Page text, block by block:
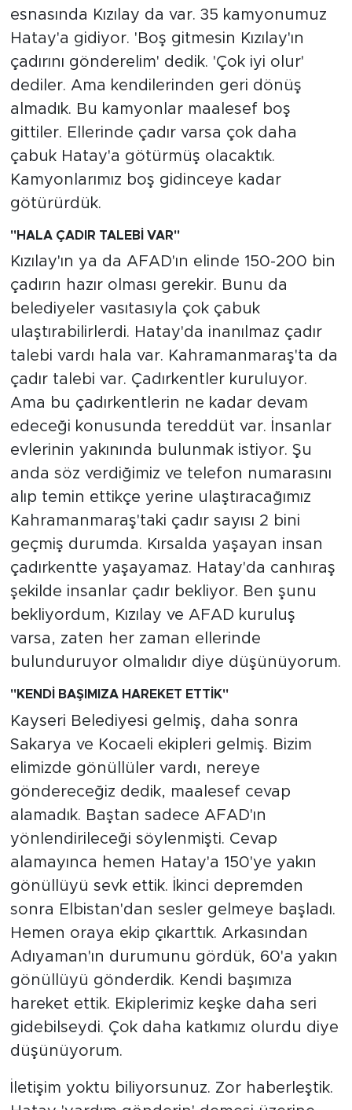
esnasında Kızılay da var. 35 kamyonumuz
Hatay'a gidiyor. 'Boş gitmesin Kızılay'ın
çadırını gönderelim' dedik. 'Çok iyi olur'
dediler. Ama kendilerinden geri dönüş
almadık. Bu kamyonlar maalesef boş
gittiler. Ellerinde çadır varsa çok daha
çabuk Hatay'a götürmüş olacaktık.
Kamyonlarımız boş gidinceye kadar
götürürdük.
"HALA ÇADIR TALEBİ VAR"
Kızılay'ın ya da AFAD'ın elinde 150-200 bin
çadırın hazır olması gerekir. Bunu da
belediyeler vasıtasıyla çok çabuk
ulaştırabilirlerdi. Hatay'da inanılmaz çadır
talebi vardı hala var. Kahramanmaraş'ta da
çadır talebi var. Çadırkentler kuruluyor.
Ama bu çadırkentlerin ne kadar devam
edeceği konusunda tereddüt var. İnsanlar
evlerinin yakınında bulunmak istiyor. Şu
anda söz verdiğimiz ve telefon numarasını
alıp temin ettikçe yerine ulaştıracağımız
Kahramanmaraş'taki çadır sayısı 2 bini
geçmiş durumda. Kırsalda yaşayan insan
çadırkentte yaşayamaz. Hatay'da canhıraş
şekilde insanlar çadır bekliyor. Ben şunu
bekliyordum, Kızılay ve AFAD kuruluş
varsa, zaten her zaman ellerinde
bulunduruyor olmalıdır diye düşünüyorum.
"KENDİ BAŞIMIZA HAREKET ETTİK"
Kayseri Belediyesi gelmiş, daha sonra
Sakarya ve Kocaeli ekipleri gelmiş. Bizim
elimizde gönüllüler vardı, nereye
göndereceğiz dedik, maalesef cevap
alamadık. Baştan sadece AFAD'ın
yönlendirileceği söylenmişti. Cevap
alamayınca hemen Hatay'a 150'ye yakın
gönüllüyü sevk ettik. İkinci depremden
sonra Elbistan'dan sesler gelmeye başladı.
Hemen oraya ekip çıkarttık. Arkasından
Adıyaman'ın durumunu gördük, 60'a yakın
gönüllüyü gönderdik. Kendi başımıza
hareket ettik. Ekiplerimiz keşke daha seri
gidebilseydi. Çok daha katkımız olurdu diye
düşünüyorum.
İletişim yoktu biliyorsunuz. Zor haberleştik.